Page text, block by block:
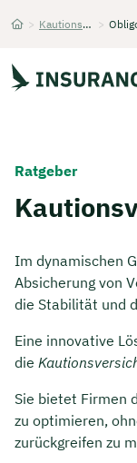
> Kautionsversicherung >
Expats
Über Uns
Kontakt
Ratgeber
Im dynamischen
Absicherung von
die Stabilität und
Eine innovative
die
Sie bietet Firmen
zu optimieren,
zurückgreifen zu